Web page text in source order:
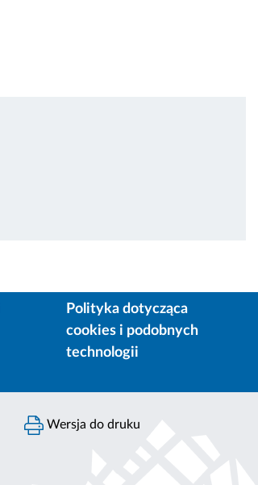
Polityka dotycząca
cookies i podobnych
technologii
Wersja do druku